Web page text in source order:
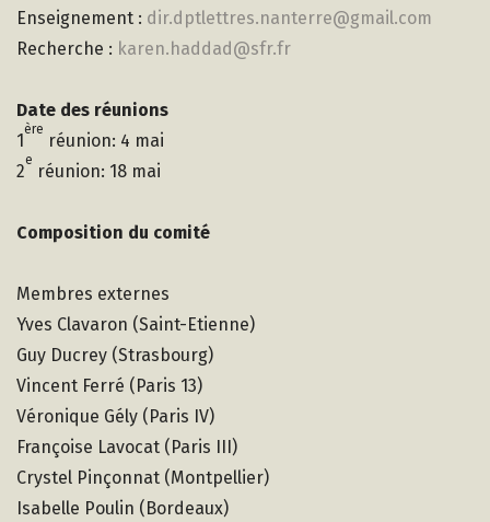
Enseignement : dir.dptlettres.nanterre@gmail.com
Recherche : karen.haddad@sfr.fr
Date des réunions
1
ère
réunion: 4 mai
2
e
réunion: 18 mai
Composition du comité
Membres externes
Yves Clavaron (Saint-Etienne)
Guy Ducrey (Strasbourg)
Vincent Ferré (Paris 13)
Véronique Gély (Paris IV)
Françoise Lavocat (Paris III)
Crystel Pinçonnat (Montpellier)
Isabelle Poulin (Bordeaux)